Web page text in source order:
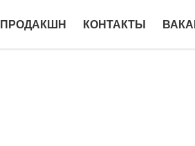
ПРОДАКШН КОНТАКТЫ